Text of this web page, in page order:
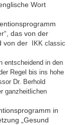
Wort
das von der
von der
IKK classic
entscheidend in den
Regel bis ins hohe
Dr. Berhold
ganzheitlichen
in
„Gesund